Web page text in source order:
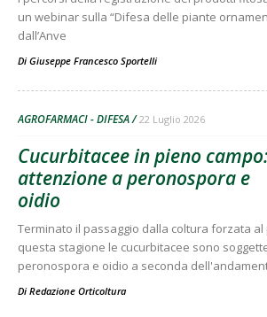
un webinar sulla “Difesa delle piante
dall’Anve
Di Giuseppe Francesco Sportelli
AGROFARMACI - DIFESA 22 Luglio 2026
Cucurbitacee in pieno
attenzione a peronospora e
oidio
Terminato il passaggio dalla coltura forzata al
questa stagione le cucurbitacee sono
peronospora e oidio a seconda
Di Redazione Orticoltura